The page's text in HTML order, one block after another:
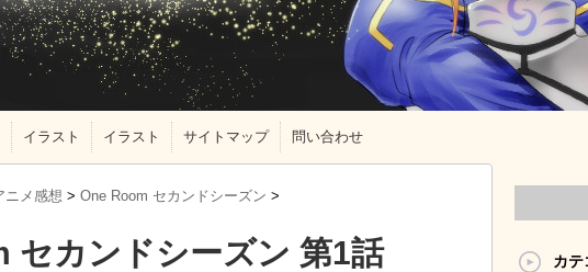
イラスト イラスト サイトマップ 問い合わせ
ニメ感想 > One Room セカンドシーズン >
セカンドシーズン 第1話
カテ